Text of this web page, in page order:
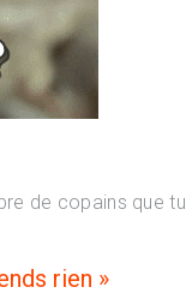
de copains que tu
rien »